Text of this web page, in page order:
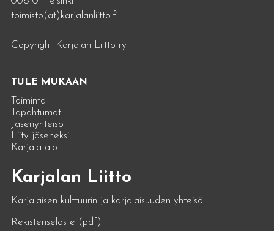
toimisto(at)karjalanliitto.fi
Copyright Karjalan Liitto ry
TULE MUKAAN
Toiminta
Tapahtumat
Jäsenyhteisöt
Liity jäseneksi
Karjalatalo
Karjalan Liitto
Karjalaisen kulttuurin ja karjalaisuuden yhteisö
Rekisteriseloste (pdf)